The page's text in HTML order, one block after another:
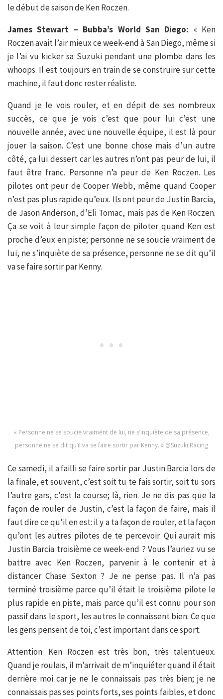
le début de saison de Ken Roczen.
James Stewart – Bubba’s World San Diego: « Ken
Roczen avait l’air mieux ce week-end à San Diego, même si
je l’ai vu kicker sa Suzuki pendant une plombe dans les
whoops. Il est toujours en train de se construire sur cette
machine, il faut donc rester réaliste.
Quand je le vois rouler, et en dépit de ses nombreux
succès, ce que je vois c’est que pour lui c’est une
nouvelle année, avec une nouvelle équipe, il est là pour
jouer la saison. C’est une bonne chose mais d’un autre
côté, ça lui dessert car les autres n’ont pas peur de lui, il
faut être franc. Personne n’a peur de Ken Roczen. Les
pilotes ont peur de Cooper Webb, même quand Cooper
n’est pas plus rapide qu’eux. Ils ont peur de Justin Barcia,
de Jason Anderson, d’Eli Tomac, mais pas de Ken Roczen.
Ça se voit à leur simple façon de piloter quand Ken est
proche d’eux en piste; personne ne se soucie vraiment de
lui, ne s’inquiète de sa présence, personne ne se dit qu’il
va se faire sortir par Kenny.
« Personne ne se soucie vraiment de lui, ne s’inquiète de sa présence,
personne ne se dit qu’il va se faire sortir par Kenny. » @Suzuki Racing
Ce samedi, il a failli se faire sortir par Justin Barcia lors de
la finale, et souvent, c’est soit tu te fais sortir, soit tu sors
l’autre gars, c’est la course; là, rien. Je ne dis pas que la
façon de rouler de Justin, c’est la façon de faire, mais il
faut dire ce qu’il en est: il y a ta façon de rouler, et la façon
qu’ont les autres pilotes de te percevoir. Qui aurait mis
Justin Barcia troisième ce week-end ? Vous l’auriez vu se
battre avec Ken Roczen, parvenir à le contenir et à
distancer Chase Sexton ? Je ne pense pas. Il n’a pas
terminé troisième parce qu’il était le troisième pilote le
plus rapide en piste, mais parce qu’il est connu pour son
passif dans le sport, les autres le connaissent bien. Ce que
les gens pensent de toi, c’est important dans ce sport.
Attention. Ken Roczen est très bon, très talentueux.
Quand je roulais, il m’arrivait de m’inquiéter quand il était
derrière moi car je ne le connaissais pas très bien; je ne
connaissais pas ses points forts, ses points faibles, et donc